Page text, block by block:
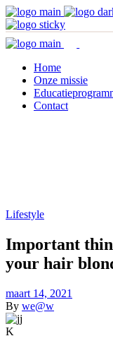
Home
Onze missie
Contact
Lifestyle
Important
your hair
maart 14, 2021
By we@w
K